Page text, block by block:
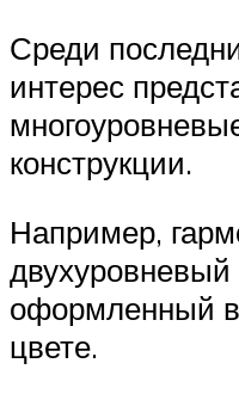
Среди
интерес
конструкции.
Например,
двухуровневый
оформленный
цвете.